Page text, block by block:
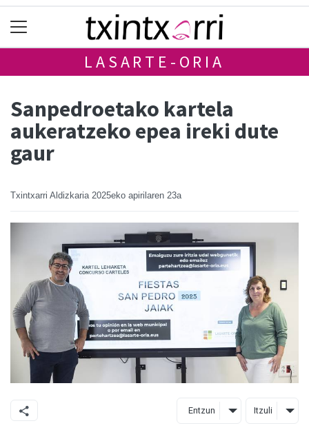
LASARTE-ORIA
Sanpedroetako kartela
aukeratzeko epea ireki dute
gaur
Txintxarri Aldizkaria 2025eko apirilaren 23a
Entzun Itzuli